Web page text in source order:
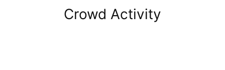
Crowd Activity